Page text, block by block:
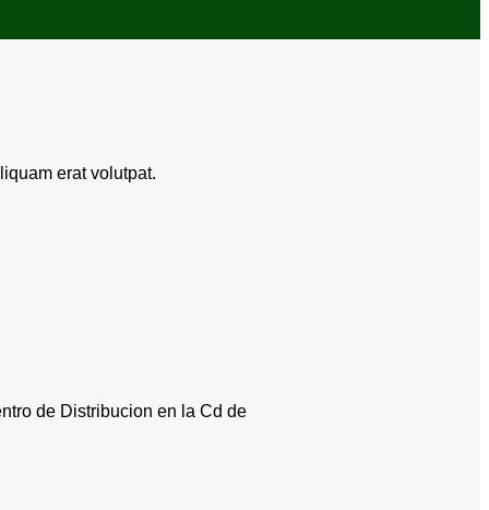
erat volutpat.
de Distribucion en la Cd de